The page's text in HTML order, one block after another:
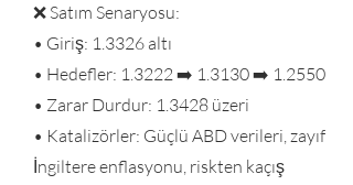
❌ Satım Senaryosu:
• Giriş: 1.3326 altı
• Hedefler: 1.3222 ➡️ 1.3130 ➡️ 1.2550
• Zarar Durdur: 1.3428 üzeri
• Katalizörler: Güçlü ABD verileri, zayıf
İngiltere enflasyonu, riskten kaçış